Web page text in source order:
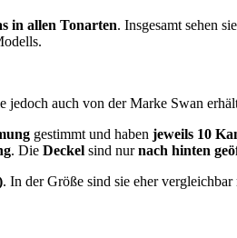
in allen Tonarten. Insgesamt sehen
auch von der Marke Swan
gestimmt und haben jeweils 10
. Die Deckel sind nurnach hinten
. In der Größe sind sie eher